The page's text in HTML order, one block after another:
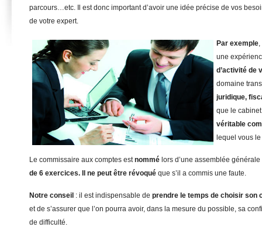
parcours…etc. Il est donc important d’avoir une idée précise de vos
de votre expert.
Par exemple
une
d’activité de
domaine
juridique,
que le
véritable
lequel vous
Le commissaire aux comptes estnommé lors d’une assemblée
de 6 exercices.
Il ne peut être révoqué que s’il a commis une faute.
Notre conseil : il est indispensable de prendre le temps de choisir son
et de s’assurer que l’on pourra avoir, dans la mesure du possible, sa
de difficulté.